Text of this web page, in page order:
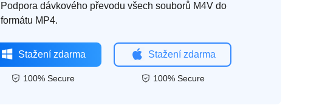
Podpora dávkového převodu všech souborů M4V do
formátu MP4.
Stažení zdarma
100% Secure
Stažení zdarma
100% Secure